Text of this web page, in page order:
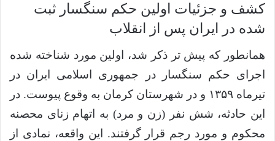
کشف و جزئیات اولین حکم سنگسار ثبت
شده در ایران پس از انقلاب
همانطور که پیش تر ذکر شد، اولین مورد شناخته شده
اجرای حکم سنگسار در جمهوری اسلامی ایران در
تیرماه ۱۳۵۹ و در شهرستان کرمان به وقوع پیوست. در
این حادثه، شش نفر (زن و مرد) به اتهام زنای محصنه
محکوم و مورد رجم قرار گرفتند. این واقعه، نمادی از